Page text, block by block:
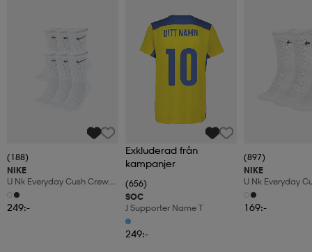
(188)
NIKE
U Nk Everyday Cush Crew
6pr-Bd
249:-
Exkluderad från
kampanjer
(656)
SOC
J Supporter Name T
249:-
(897)
NIKE
U Nk Everyday
3pr
169:-